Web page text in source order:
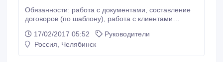
Обязанности: работа с документами, составление
договоров (по шаблону), работа с клиентами
допускаются); качественная работа; желание
работать и зарабатывать; грамотная речь без
17/02/2017 05:52
Руководители
Россия, Челябинск